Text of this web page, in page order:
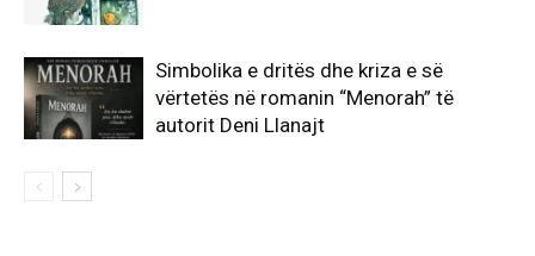
Simbolika e dritës dhe kriza e së
vërtetës në romanin “Menorah” të
autorit Deni Llanajt